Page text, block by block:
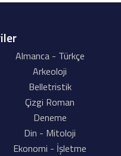
Almanca - Türkçe
Arkeoloji
Belletristik
Çizgi Roman
Deneme
Din - Mitoloji
Ekonomi - İşletme